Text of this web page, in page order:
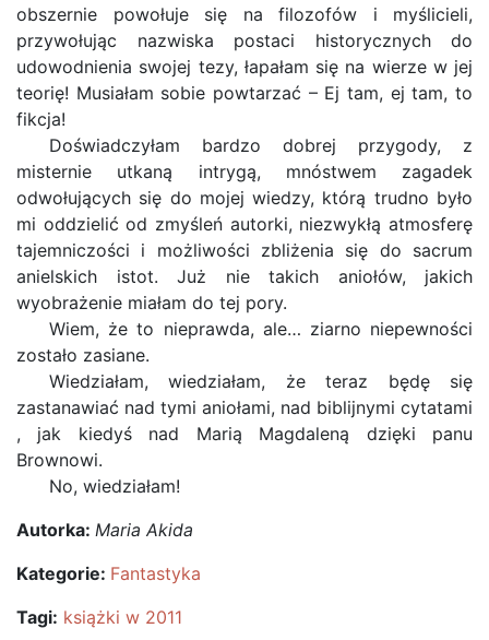
obszernie powołuje się na filozofów i myślicieli,
przywołując nazwiska postaci historycznych do
udowodnienia swojej tezy, łapałam się na wierze w jej
teorię! Musiałam sobie powtarzać – Ej tam, ej tam, to
fikcja!
Doświadczyłam bardzo dobrej przygody, z
misternie utkaną intrygą, mnóstwem zagadek
odwołujących się do mojej wiedzy, którą trudno było
mi oddzielić od zmyśleń autorki, niezwykłą atmosferę
tajemniczości i możliwości zbliżenia się do sacrum
anielskich istot. Już nie takich aniołów, jakich
wyobrażenie miałam do tej pory.
Wiem, że to nieprawda, ale… ziarno niepewności
zostało zasiane.
Wiedziałam, wiedziałam, że teraz będę się
zastanawiać nad tymi aniołami, nad biblijnymi cytatami
, jak kiedyś nad Marią Magdaleną dzięki panu
Brownowi.
No, wiedziałam!
Autorka: Maria Akida
Kategorie: Fantastyka
Tagi: książki w 2011